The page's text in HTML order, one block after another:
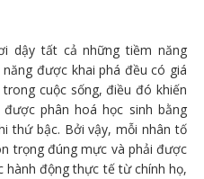
dậy tất cả những tiềm năng
được khai phá đều có giá
cuộc sống, điều đó khiến
phân hoá học sinh bằng
thứ bậc. Bởi vậy, mỗi nhân tố
trọng đúng mực và phải được
hành động thực tế từ chính họ,